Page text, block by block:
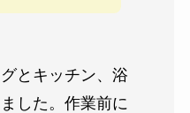
とキッチン、浴
した。作業前に